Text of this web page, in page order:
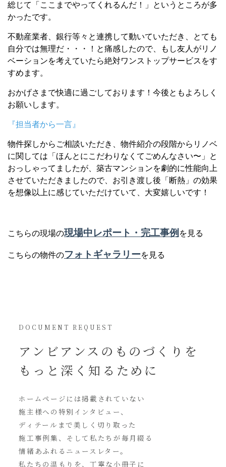
総じて「ここまでやってくれるんだ！」というところが多
かったです。
不動産業者、銀行等々と連携して動いていただき、とても
自分では無理だ・・・！と痛感したので、もし友人がリノ
ベーションを考えていたら絶対ワンストップサービスをす
すめます。
おかげさまで快適に過ごしております！今後ともよろしく
お願いします。
『担当者から一言』
物件探しからご相談いただき、物件紹介の段階からリノベ
に関しては「ほんとにこだわりなくてごめんなさい〜」と
おっしゃってましたが、築古マンションを劇的に性能向上
させていただきましたので、お引き渡し後「断熱」の効果
を想像以上に感じていただけていて、大変嬉しいです！
こちらの現場の現場中レポート・完工事例 を見る
こちらの物件のフォトギャラリーを見る
DOCUMENT REQUEST
アンビアンスの ものづくりを
もっと深く知るために
ホームページには掲載されていない
施主様への特別インタビュー、
ディテールまで美しく切り取った
施工事例集、そして私たちが毎月綴る
情緒あふれるニュースレター。
私たちの温もりを、丁寧な小冊子に